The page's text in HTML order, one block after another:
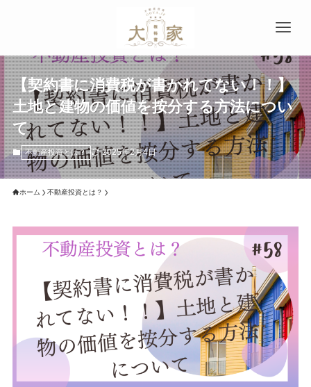
【契約書に消費税が書かれてない！！】
土地と建物の価値を按分する方法につい
て
不動産投資とは？ 2025年2月4日
ホーム 不動産投資とは？